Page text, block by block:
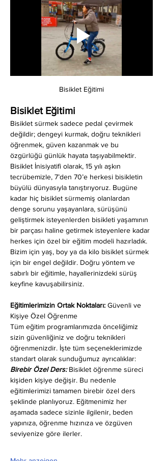
Bisiklet Eğitimi
Bisiklet Eğitimi
Bisiklet sürmek sadece pedal çevirmek
değildir; dengeyi kurmak, doğru teknikleri
öğrenmek, güven kazanmak ve bu
özgürlüğü günlük hayata taşıyabilmektir.
Bisiklet İnisiyatifi olarak, 15 yılı aşkın
tecrübemizle, 7’den 70’e herkesi bisikletin
büyülü dünyasıyla tanıştırıyoruz. Bugüne
kadar hiç bisiklet sürmemiş olanlardan
denge sorunu yaşayanlara, sürüşünü
geliştirmek isteyenlerden bisikleti yaşamının
bir parçası haline getirmek isteyenlere kadar
herkes için özel bir eğitim modeli hazırladık.
Bizim için yaş, boy ya da kilo bisiklet sürmek
için bir engel değildir. Doğru yöntem ve
sabırlı bir eğitimle, hayallerinizdeki sürüş
keyfine kavuşabilirsiniz.
Eğitimlerimizin Ortak Noktaları: Güvenli ve
Kişiye Özel Öğrenme
Tüm eğitim programlarımızda önceliğimiz
sizin güvenliğiniz ve doğru teknikleri
öğrenmenizdir. İşte tüm seçeneklerimizde
standart olarak sunduğumuz ayrıcalıklar:
Birebir Özel Ders: Bisiklet öğrenme süreci
kişiden kişiye değişir. Bu nedenle
eğitimlerimizi tamamen birebir özel ders
şeklinde planlıyoruz. Eğitmenimiz her
aşamada sadece sizinle ilgilenir, beden
yapınıza, öğrenme hızınıza ve özgüven
seviyenize göre ilerler.